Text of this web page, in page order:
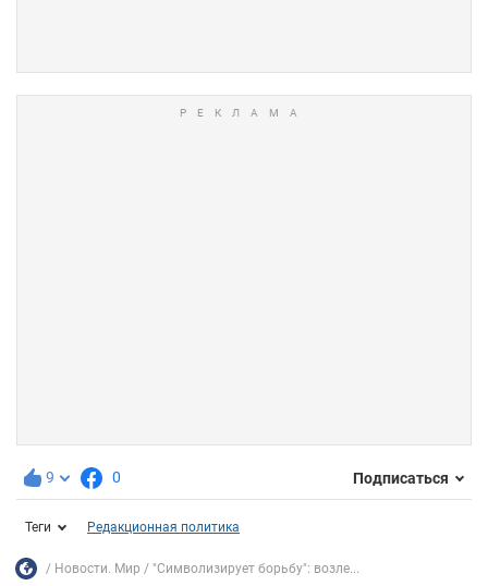
9 0 Подписаться
Теги Редакционная политика
Новости. Мир "Символизирует борьбу": возле...